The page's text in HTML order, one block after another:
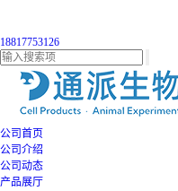
18817753126
公司首页
公司介绍
公司动态
产品展厅